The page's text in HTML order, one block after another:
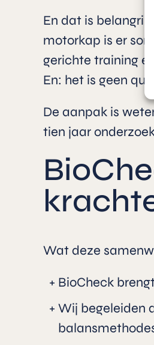
En dat is
motorkap is er
gerichte training
En: het is geen
De aanpak is
tien jaar
Wat deze
BioCheck
Wij begeleiden